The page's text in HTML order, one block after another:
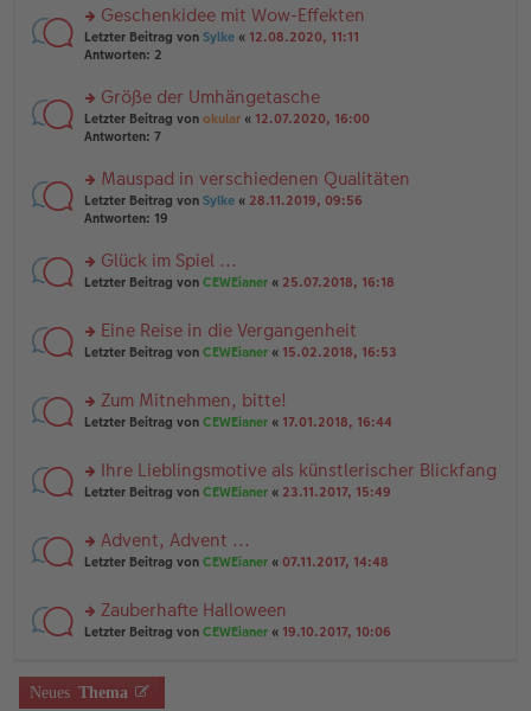
a
g
n
er
B
a
g
g
el
es
n
er
B
ei
a
g
rs
te
n
g
el
e
n
er
tr
a
Geschenkidee mit Wow-Effekten
Letzter Beitrag von Sylke « 12.08.2020, 11:11
Antworten: 2
rs
te
n
g
el
e
n
ei
tr
Größe der Umhängetasche
Letzter Beitrag von okular « 12.07.2020, 16:00
Antworten: 7
rs
te
n
g
es
e
n
B
ei
tr
g
Mauspad in verschiedenen Qualitäten
Letzter Beitrag von Sylke « 28.11.2019, 09:56
Antworten: 19
rs
u
n
es
e
B
ei
g
Glück im Spiel ...
Letzter Beitrag von CEWEianer « 25.07.2018, 16:18
rs
u
n
es
e
B
ei
g
Eine Reise in die Vergangenheit
Letzter Beitrag von CEWEianer « 15.02.2018, 16:53
rs
u
n
es
e
B
ei
g
Zum Mitnehmen, bitte!
Letzter Beitrag von CEWEianer « 17.01.2018, 16:44
rs
u
n
es
e
B
ei
Ihre Lieblingsmotive als künstlerischer Blickfang
Letzter Beitrag von CEWEianer « 23.11.2017, 15:49
rs
u
n
es
e
Advent, Advent ...
Letzter Beitrag von CEWEianer « 07.11.2017, 14:48
rs
u
n
Zauberhafte Halloween
Letzter Beitrag von CEWEianer « 19.10.2017, 10:06
Neues Thema